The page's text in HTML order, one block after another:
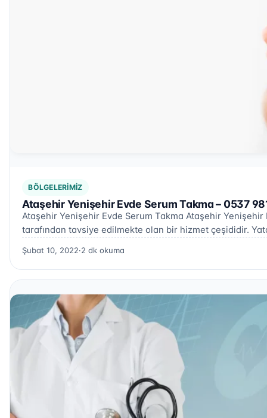
BÖLGELERIMIZ
Ataşehir Yenişehir Evde Serum Takma – 0537
Ataşehir Yenişehir Evde Serum Takma Ataşehir
tarafından tavsiye edilmekte olan bir hizmet çeşididir.
Şubat 10, 2022·2 dk okuma